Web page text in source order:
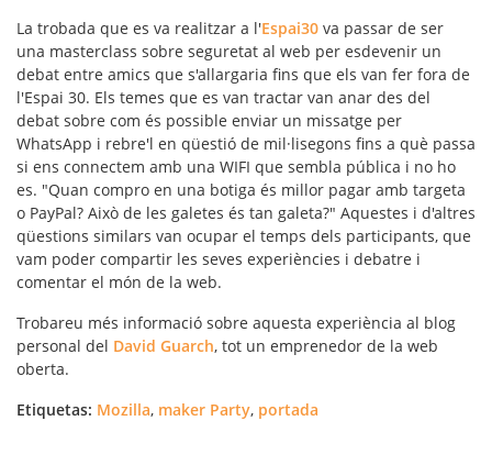
La trobada que es va realitzar a l'Espai30 va passar de ser
una masterclass sobre seguretat al web per esdevenir un
debat entre amics que s'allargaria fins que els van fer fora de
l'Espai 30. Els temes que es van tractar van anar des del
debat sobre com és possible enviar un missatge per
WhatsApp i rebre'l en qüestió de mil·lisegons fins a què passa
si ens connectem amb una WIFI que sembla pública i no ho
es. "Quan compro en una botiga és millor pagar amb targeta
o PayPal? Això de les galetes és tan galeta?" Aquestes i d'altres
qüestions similars van ocupar el temps dels participants, que
vam poder compartir les seves experiències i debatre i
comentar el món de la web.
Trobareu més informació sobre aquesta experiència al blog
personal del David Guarch, tot un emprenedor de la web
oberta.
Etiquetas: Mozilla, maker Party, portada